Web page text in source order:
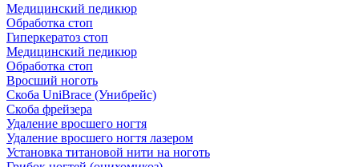
Медицинский педикюр
Обработка стоп
Гиперкератоз стоп
Медицинский педикюр
Обработка стоп
Вросший ноготь
Скоба UniBrace (Унибрейс)
Скоба фрейзера
Удаление вросшего ногтя
Удаление вросшего ногтя лазером
Установка титановой нити на ноготь